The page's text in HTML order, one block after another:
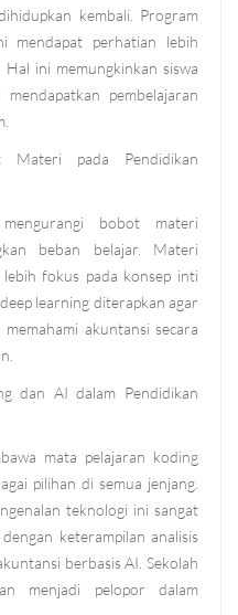
kembali. Program
mendapat perhatian lebih
ini memungkinkan siswa
pembelajaran
Materi pada Pendidikan
bobot materi
beban belajar. Materi
fokus pada konsep inti
learning diterapkan agar
akuntansi secara
dan AI dalam Pendidikan
mata pelajaran koding
pilihan di semua jenjang.
teknologi ini sangat
keterampilan analisis
berbasis AI. Sekolah
menjadi pelopor dalam